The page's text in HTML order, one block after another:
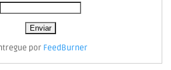
por FeedBurner